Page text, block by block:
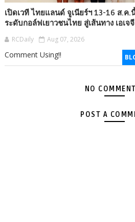
เปิดเวที ไทยแลนด์ จูเนียร์ฯ 13-16 ส.ค.
ระดับกอล์ฟเยาวชนไทย สู่เส้นทาง เอเจ
RCDaily Aug 07, 2026
Comment Using!!
NO
POST A